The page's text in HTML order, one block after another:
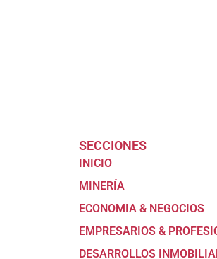
SECCIONES
INICIO
MINERÍA
ECONOMIA & NEGOCIOS
EMPRESARIOS &
DESARROLLOS